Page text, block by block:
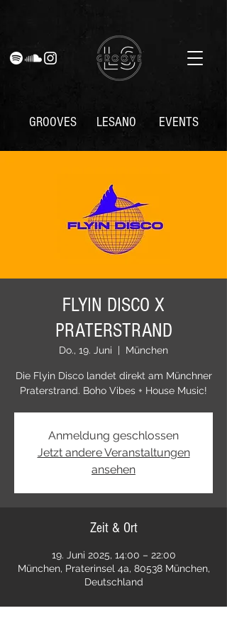
GROOVES LESANO EVENTS
FLYIN DISCO X
PRATERSTRAND
Do., 19. Juni
  |
München
Die Flyin Disco landet direkt am Münchner
Praterstrand. Boho Vibes + House Music!
Anmeldung geschlossen
Jetzt andere Veranstaltungen
ansehen
Zeit & Ort
19. Juni 2025, 14:00 – 22:00
München, Praterinsel 4a, 80538 München,
Deutschland